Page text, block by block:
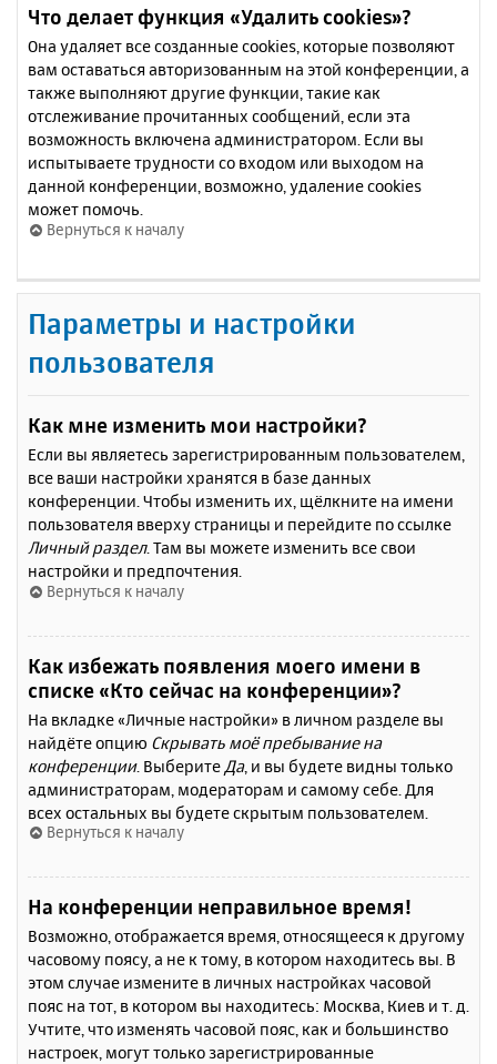
Что делает функция «Удалить cookies»?
Она удаляет все созданные cookies, которые позволяют
вам оставаться авторизованным на этой конференции, а
также выполняют другие функции, такие как
отслеживание прочитанных сообщений, если эта
возможность включена администратором. Если вы
испытываете трудности со входом или выходом на
данной конференции, возможно, удаление cookies
может помочь.
Вернуться к началу
Параметры и настройки
пользователя
Как мне изменить мои настройки?
Если вы являетесь зарегистрированным пользователем,
все ваши настройки хранятся в базе данных
конференции. Чтобы изменить их, щёлкните на имени
пользователя вверху страницы и перейдите по ссылке
Личный раздел. Там вы можете изменить все свои
настройки и предпочтения.
Вернуться к началу
Как избежать появления моего имени в
списке «Кто сейчас на конференции»?
На вкладке «Личные настройки» в личном разделе вы
найдёте опцию Скрывать моё пребывание на
конференции. Выберите Да, и вы будете видны только
администраторам, модераторам и самому себе. Для
всех остальных вы будете скрытым пользователем.
Вернуться к началу
На конференции неправильное время!
Возможно, отображается время, относящееся к другому
часовому поясу, а не к тому, в котором находитесь вы. В
этом случае измените в личных настройках часовой
пояс на тот, в котором вы находитесь: Москва, Киев и т. д.
Учтите, что изменять часовой пояс, как и большинство
настроек, могут только зарегистрированные